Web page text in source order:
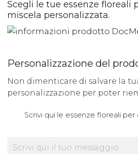
Scegli le tue essenze floreali
miscela personalizzata.
Personalizzazione del
Non dimenticare di salvare la
personalizzazione per poter
Scrivi qui le essenze floreali